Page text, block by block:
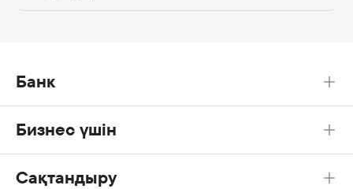
Банк
Бизнес үшін
Сақтандыру